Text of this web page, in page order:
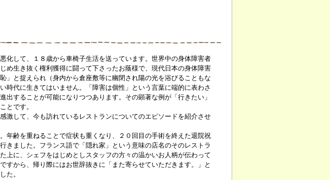
化して、１８歳から車椅子生活を送っています。世界中の身体障害者
め生き抜く権利獲得に闘って下さったお蔭様で、現代日本の身体障害
」と捉えられ（身内から倉座敷等に幽閉され陽の光を浴びることもな
時代に生きてはいません。「障害は個性」という言葉に端的に表わさ
出することが可能になりつつあります。その顕著な例が「行きたい」
とです。
激して、今も訪れているレストランについてのエピソードを紹介させ
年齢を重ねることで症状も重くなり、２０回目の手術を終えた退院祝
きました。フランス語で「隠れ家」という意味の店名のそのレストラ
上に、シェフをはじめとしスタッフの方々の温かいお人柄が伝わって
すから、帰り際にはお世辞抜きに「また寄らせていただきます。」と
た。